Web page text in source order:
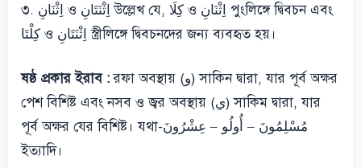
৩. اِثْنَانِ ও اِثْنَتَانِ উল্লেখ যে, كِلَا ও اِثْنَانِ পুংলিঙ্গে দ্বিবচন এবং
كِلْتَا ও اِثْنَتَانِ স্ত্রীলিঙ্গে দ্বিবচনদের জন্য ব্যবহৃত হয়।
ষষ্ঠ প্রকার ইরাব :রফা অবস্থায় (و) সাকিন দ্বারা, যার পূর্ব অক্ষর
পেশ বিশিষ্ট এবং নসব ও জ্বর অবস্থায় (ي) সাকিম দ্বারা, যার
পূর্ব অক্ষর যের বিশিষ্ট। যথা-مُسْلِمُونَ – أُولُو – عِشْرُونَ
ইত্যাদি।